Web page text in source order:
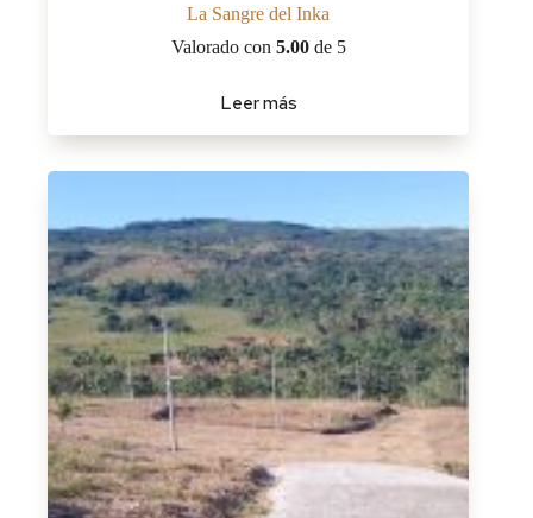
La Sangre del Inka
Valorado con 5.00de 5
Leer más